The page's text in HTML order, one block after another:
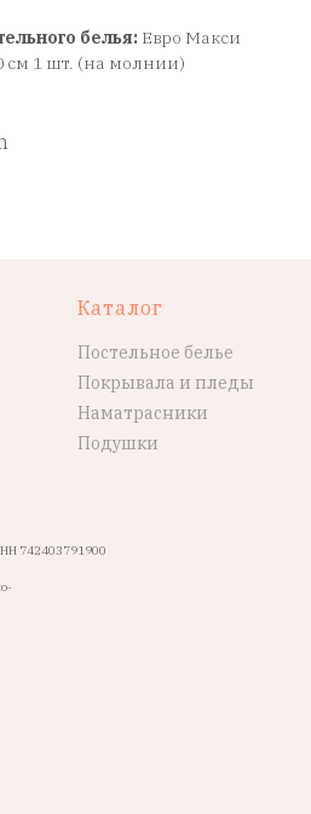
белья: Евро Макси
см 1 шт. (на молнии)
742403791900
Каталог
Постельное белье
Покрывала и пледы
Наматрасники
Подушки